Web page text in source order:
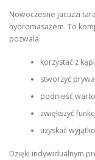
Nowoczesne jacuzzi
hydromasażem. To
pozwala:
korzystać z
stworzyć
podnieść
zwiększyć
uzyskać
Dzięki indywidualnym